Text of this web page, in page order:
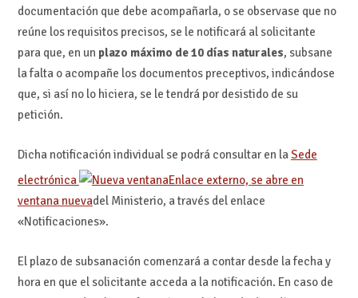
documentación que debe acompañarla, o se observase que no
reúne los requisitos precisos, se le notificará al solicitante
para que, en un plazo máximo de 10 días naturales, subsane
la falta o acompañe los documentos preceptivos, indicándose
que, si así no lo hiciera, se le tendrá por desistido de su
petición.
Dicha notificación individual se podrá consultar en laSede
electrónica
Enlace externo, se abre en
ventana nuevadel Ministerio, a través del enlace
«Notificaciones».
El plazo de subsanación comenzará a contar desde la fecha y
hora en que el solicitante acceda a la notificación. En caso de